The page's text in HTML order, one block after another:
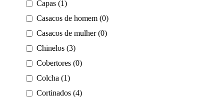
Capas (1)
Casacos de homem (0)
Casacos de mulher (0)
Chinelos (3)
Cobertores (0)
Colcha (1)
Cortinados (4)